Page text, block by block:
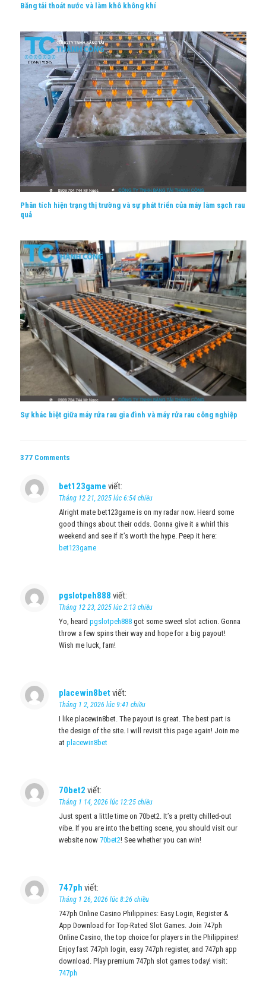
Băng tải thoát nước và làm khô không khí
Phân tích hiện trạng thị trường và sự phát triển của máy làm sạch rau
quả
Sự khác biệt giữa máy rửa rau gia đình và máy rửa rau công nghiệp
377 Comments
bet123game viết:
Tháng 12 21, 2025 lúc 6:54 chiều
Alright mate bet123game is on my radar now. Heard some
good things about their odds. Gonna give it a whirl this
weekend and see if it’s worth the hype. Peep it here:
bet123game
pgslotpeh888 viết:
Tháng 12 23, 2025 lúc 2:13 chiều
Yo, heard pgslotpeh888got some sweet slot action. Gonna
throw a few spins their way and hope for a big payout!
Wish me luck, fam!
placewin8betviết:
Tháng 1 2, 2026 lúc 9:41 chiều
I like placewin8bet. The payout is great. The best part is
the design of the site. I will revisit this page again! Join me
at placewin8bet
70bet2 viết:
Tháng 1 14, 2026 lúc 12:25 chiều
Just spent a little time on 70bet2. It’s a pretty chilled-out
vibe. If you are into the betting scene, you should visit our
website now 70bet2! See whether you can win!
747ph viết:
Tháng 1 26, 2026 lúc 8:26 chiều
747ph Online Casino Philippines: Easy Login, Register &
App Download for Top-Rated Slot Games. Join 747ph
Online Casino, the top choice for players in the Philippines!
Enjoy fast 747ph login, easy 747ph register, and 747ph app
download. Play premium 747ph slot games today! visit:
747ph